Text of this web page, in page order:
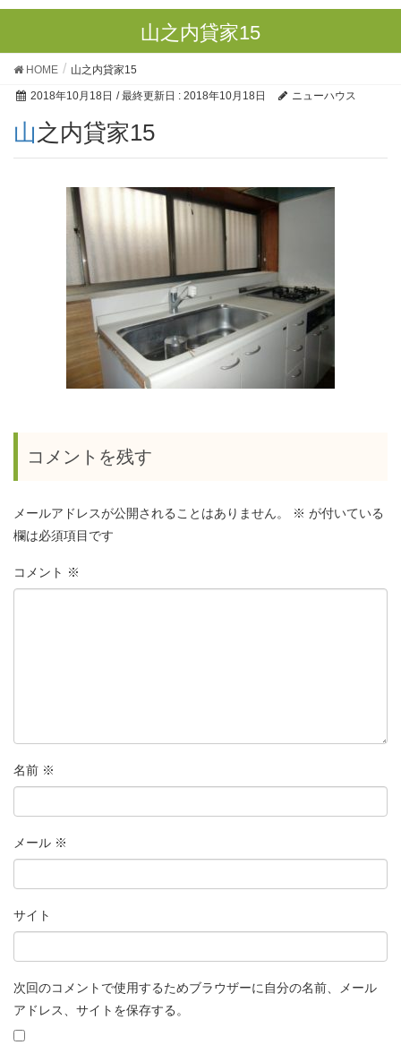
山之内貸家15
HOME 山之内貸家15
2018年10月18日 / 最終更新日 : 2018年10月18日 ニューハウス
山之内貸家15
コメントを残す
メールアドレスが公開されることはありません。 ※ が付いている
欄は必須項目です
コメント ※
名前 ※
メール ※
サイト
次回のコメントで使用するためブラウザーに自分の名前、メール
アドレス、サイトを保存する。